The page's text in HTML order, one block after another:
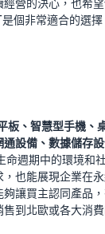
營的決心，也希
個非常適合的選擇
板、智慧型手機、
設備、數據儲存
命週期中的環境和
也能展現企業在
讓買主認同產品
到北歐或各大消